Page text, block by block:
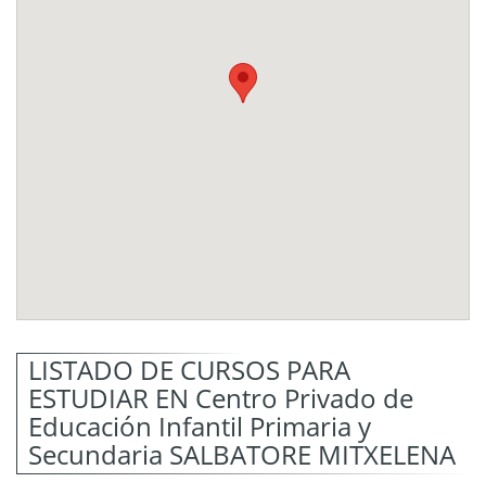
LISTADO DE CURSOS PARA
ESTUDIAR EN Centro Privado de
Educación Infantil Primaria y
Secundaria SALBATORE MITXELENA